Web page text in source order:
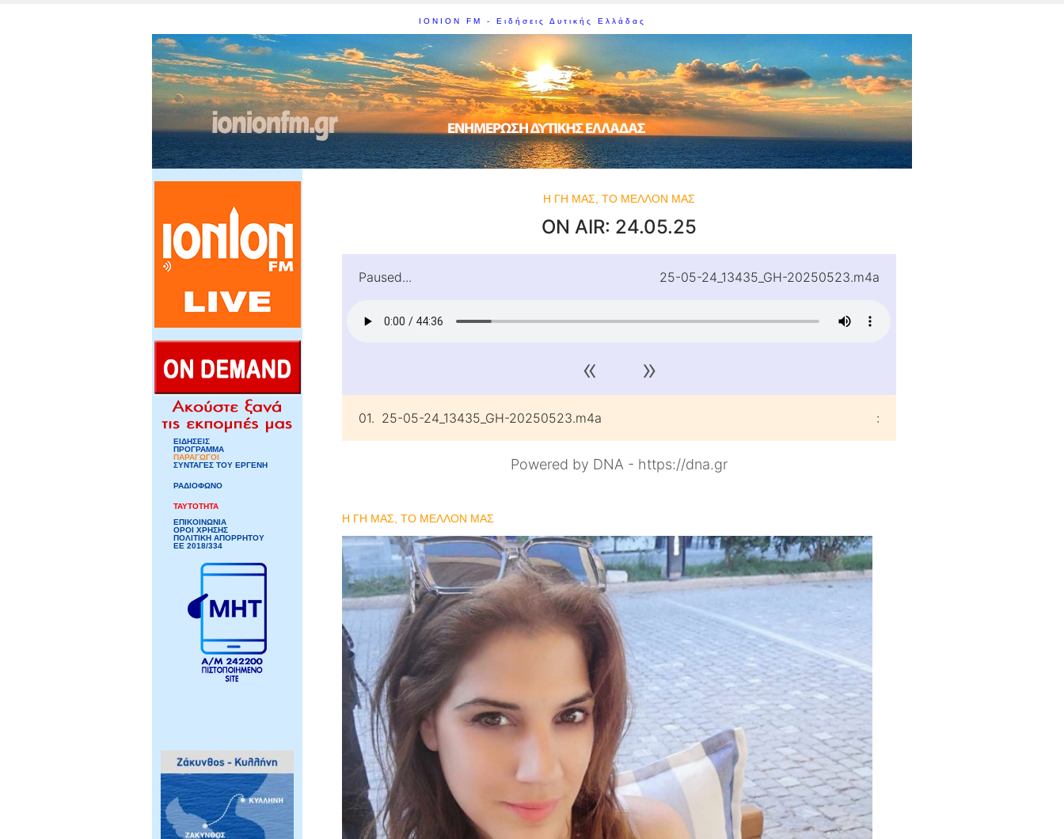
IONION FM - Ειδήσεις Δυτικής Ελλάδας
ΕΙΔΗΣΕΙΣ
ΠΡΟΓΡΑΜΜΑ
ΠΑΡΑΓΩΓΟΙ
ΣΥΝΤΑΓΕΣ ΤΟΥ ΕΡΓΕΝΗ
ΡΑΔΙΟΦΩΝΟ
ΤΑΥΤΟΤΗΤΑ
ΕΠΙΚΟΙΝΩΝΙΑ
ΟΡΟΙ ΧΡΗΣΗΣ
ΠΟΛΙΤΙΚΗ ΑΠΟΡΡΗΤΟΥ
ΕΕ 2018/334
Η ΓΗ ΜΑΣ, ΤΟ ΜΕΛΛΟΝ ΜΑΣ
ON AIR: 24.05.25
Paused... 25-05-24_13435_GH-20250523.m4a
« »
01. 25-05-24_13435_GH-20250523.m4a :
Powered by DNA - https://dna.gr
Η ΓΗ ΜΑΣ, ΤΟ ΜΕΛΛΟΝ ΜΑΣ